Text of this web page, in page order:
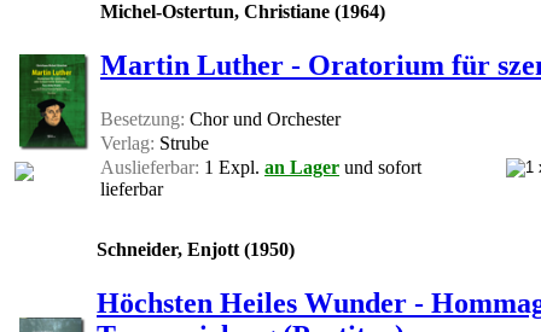
Michel-Ostertun, Christiane (1964)
Martin Luther - Oratorium für
Besetzung: Chor und Orchester
Verlag: Strube
Auslieferbar: 1 Expl. an Lager und sofort
lieferbar
Schneider, Enjott (1950)
Höchsten Heiles Wunder -